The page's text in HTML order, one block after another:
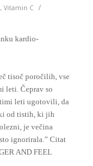
, Vitamin C /
kardio-
tisoč poročilih, vse
leti. Čeprav so
leti ugotovili, da
od tistih, ki jih
je večina
ignorirala.” Citat
AND FEEL